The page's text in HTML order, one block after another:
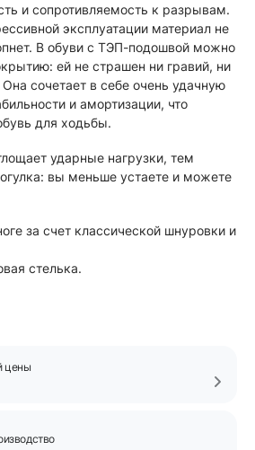
и сопротивляемость к разрывам.
эксплуатации материал не
В обуви с ТЭП-подошвой можно
ей не страшен ни гравий, ни
сочетает в себе очень удачную
и амортизации, что
для ходьбы.
ударные нагрузки, тем
вы меньше устаете и можете
за счет классической шнуровки и
стелька.
цены